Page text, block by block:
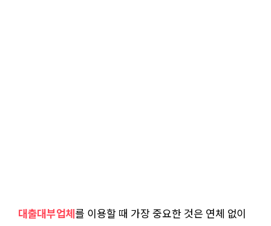
대출대부업체를 이용할 때 가장 중요한 것은 연체 없이